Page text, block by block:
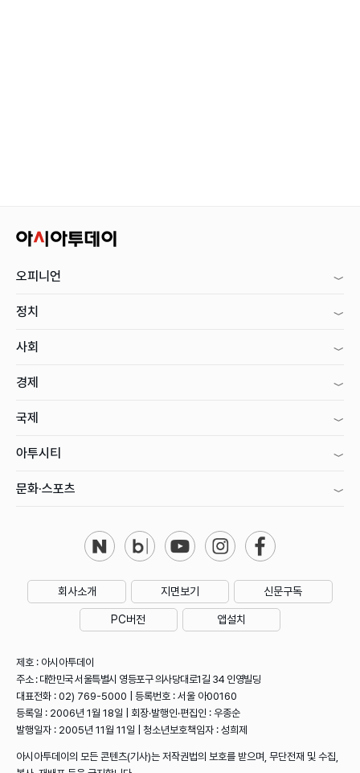
오피니언
정치
사회
경제
국제
아투시티
문화·스포츠
회사소개 지면보기 신문구독
PC버전 앱설치
제호 : 아시아투데이
주소 : 대한민국 서울특별시 영등포구 의사당대로1길 34 인영빌딩
대표전화 : 02) 769-5000 | 등록번호 : 서울 아00160
등록일 : 2006년 1월 18일 | 회장·발행인·편집인 : 우종순
발행일자 : 2005년 11월 11일 | 청소년보호책임자 : 성희제
아시아투데이의 모든 콘텐츠(기사)는 저작권법의 보호를 받으며, 무단전재 및 수집,